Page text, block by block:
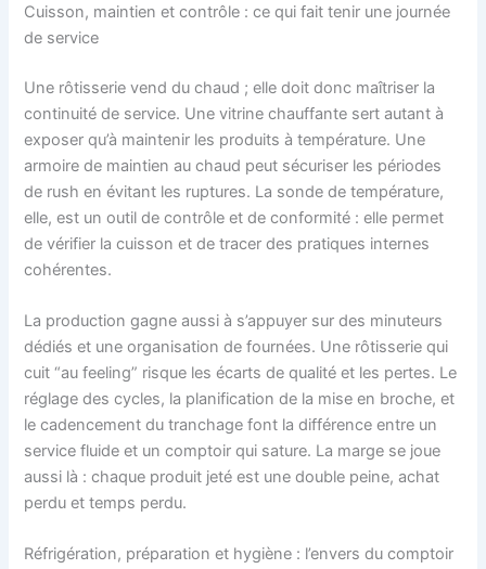
Cuisson, maintien et contrôle : ce qui fait tenir une journée
de service
Une rôtisserie vend du chaud ; elle doit donc maîtriser la
continuité de service. Une vitrine chauffante sert autant à
exposer qu’à maintenir les produits à température. Une
armoire de maintien au chaud peut sécuriser les périodes
de rush en évitant les ruptures. La sonde de température,
elle, est un outil de contrôle et de conformité : elle permet
de vérifier la cuisson et de tracer des pratiques internes
cohérentes.
La production gagne aussi à s’appuyer sur des minuteurs
dédiés et une organisation de fournées. Une rôtisserie qui
cuit “au feeling” risque les écarts de qualité et les pertes. Le
réglage des cycles, la planification de la mise en broche, et
le cadencement du tranchage font la différence entre un
service fluide et un comptoir qui sature. La marge se joue
aussi là : chaque produit jeté est une double peine, achat
perdu et temps perdu.
Réfrigération, préparation et hygiène : l’envers du comptoir